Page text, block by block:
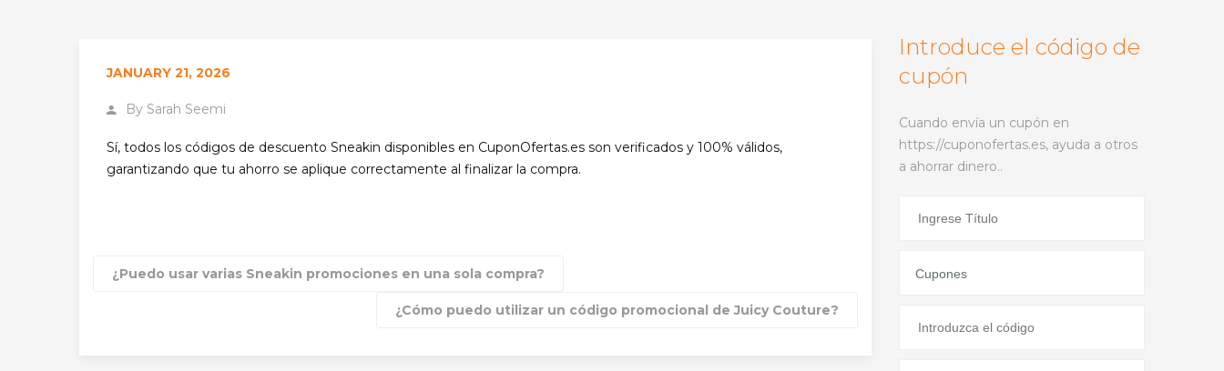
JANUARY 21, 2026
By Sarah Seemi
Sí, todos los códigos de descuento Sneakin disponibles en CuponOfertas.es son verificados y 100% válidos,
garantizando que tu ahorro se aplique correctamente al finalizar la compra.
¿Puedo usar varias Sneakin promociones en una sola compra?
¿Cómo puedo utilizar un código promocional de Juicy Couture?
Introduce el código de
cupón
Cuando envía un cupón en
https://cuponofertas.es, ayuda a otros
a ahorrar dinero..